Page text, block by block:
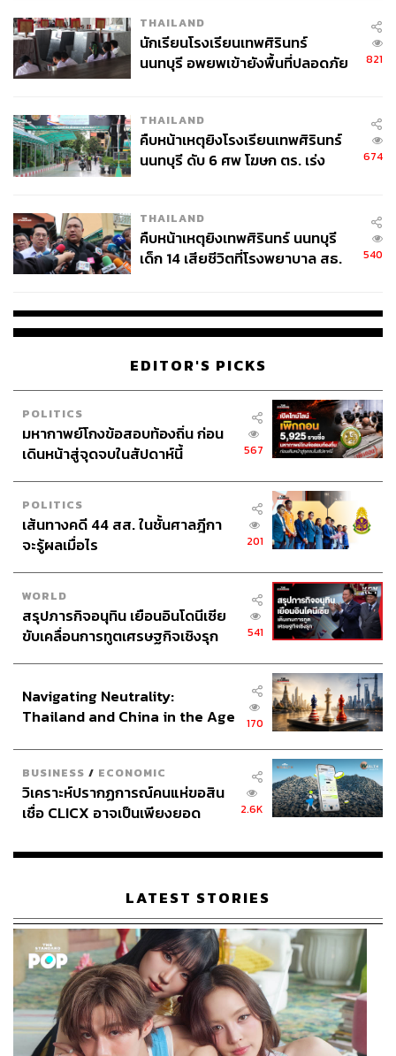
กรรมการตรวจเลือกทำการตรวจเลือก เข้ารับราชการทหาร
กองประจำการตามหมายเรียกของนายอำเภอ หรือมาแต่ไม่
เข้ารับการตรวจเลือก หรือไม่อยู่จนกว่าการตรวจเลือกแล้ว
เสร็จ หรือหลีกเลี่ยง หรือขัดขืนด้วยประการใด ๆ เพื่อจะไม่ให้
หรือบุคคลใดเข้ารับราชการทหารกองประจำการแทนผู้อื่น
หรือเรียก รับ หรือยอมจะรับทรัพย์สินหรือประโยชน์อื่นใด
สำหรับตนเองหรือผู้อื่น โดยสัญญาว่าจะช่วยเหลือผู้หนึ่งผู้ใดมิ
โทษจำคุกไม่เกินสามปี
TAGS: กระทรวงมหาดไทย
รัฐธรรมนูญ
เนติวิทย์ โชติภัทร์ไพศาล
การเกณฑ์ทหาร
อารยะขัดขืน
สิทธิมนุษยชน กระทรวงกลาโหม
235
ABOUT THE AUTHOR
THE STANDARD TEAM
กองบรรณาธิการ THE STANDARD
ABOUT THE PHOTOGRAPHER
ศวิตา พูลเสถียร
ช่างภาพข่าว ประจำสำนักข่าว THE
STANDARD
THAILAND
นักเรียนโรงเรียนเทพศิรินทร์
นนทบุรี อพยพเข้ายังพื้นที่ปลอดภัย
821
THAILAND
คืบหน้าเหตุยิงโรงเรียนเทพศิรินทร์
นนทบุรี ดับ 6 ศพ โฆษก ตร. เร่ง
674
THAILAND
คืบหน้าเหตุยิงเทพศิรินทร์ นนทบุรี
เด็ก 14 เสียชีวิตที่โรงพยาบาล สธ.
540
EDITOR'S PICKS
POLITICS
มหากาพย์โกงข้อสอบท้องถิ่น ก่อน
เดินหน้าสู่จุดจบในสัปดาห์นี้
567
POLITICS
เส้นทางคดี 44 สส. ในชั้นศาลฎีกา
จะรู้ผลเมื่อไร
201
WORLD
สรุปภารกิจอนุทิน เยือนอินโดนีเซีย
ขับเคลื่อนการทูตเศรษฐกิจเชิงรุก
541
Navigating Neutrality:
Thailand and China in the Age
170
BUSINESS / ECONOMIC
วิเคราะห์ปรากฏการณ์คนแห่ขอสิน
เชื่อ CLICX อาจเป็นเพียงยอด
เรือนไทยที่ถูกซุกไว้
2.6K
LATEST STORIES